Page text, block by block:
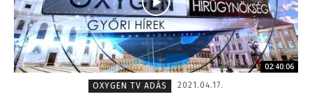
02:40:06
OXYGEN TV ADÁS
2021.04.17.